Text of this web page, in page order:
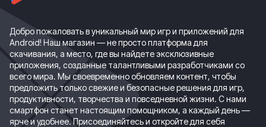
Добро пожаловать в уникальный мир игр и приложений для
Android! Наш магазин — не просто платформа для
скачивания, а место, где вы найдете эксклюзивные
приложения, созданные талантливыми разработчиками со
всего мира. Мы своевременно обновляем контент, чтобы
предложить только свежие и безопасные решения для игр,
продуктивности, творчества и повседневной жизни. С нами
смартфон станет настоящим помощником, а каждый день —
ярче и удобнее. Присоединяйтесь и откройте для себя